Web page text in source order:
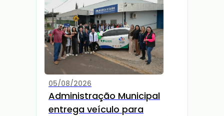
05/08/2026
Administração Municipal
entrega veículo para